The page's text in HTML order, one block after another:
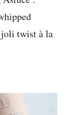
joli twist à la